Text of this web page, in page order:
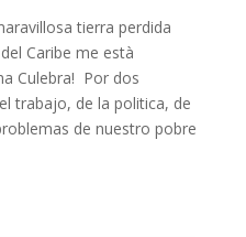
tierra perdida
Caribe me està
Culebra! Por dos
trabajo, de la politica, de
de nuestro pobre